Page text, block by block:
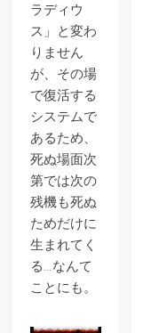
ラディウ
ス」と変わ
りません
が、その場
で復活する
システムで
あるため、
死ぬ場面次
第では次の
残機も死ぬ
ためだけに
生まれてく
る…なんて
ことにも。